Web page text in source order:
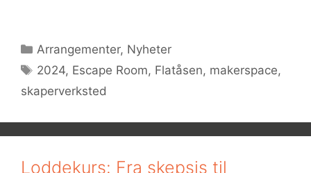
Kategorier
Arrangementer, Nyheter
Stikkord
2024, Escape Room, Flatåsen, makerspace,
skaperverksted
Loddekurs: Fra skepsis til